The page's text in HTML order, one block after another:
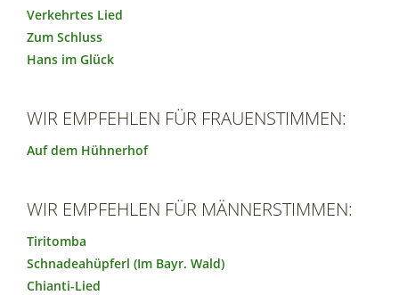
Verkehrtes Lied
Zum Schluss
Hans im Glück
WIR EMPFEHLEN FÜR FRAUENSTIMMEN:
Auf dem Hühnerhof
WIR EMPFEHLEN FÜR MÄNNERSTIMMEN:
Tiritomba
Schnadeahüpferl (Im Bayr. Wald)
Chianti-Lied